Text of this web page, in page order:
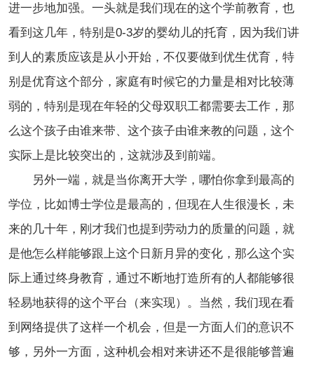
进一步地加强。一头就是我们现在的这个学前教育，也
看到这几年，特别是0-3岁的婴幼儿的托育，因为我们讲
到人的素质应该是从小开始，不仅要做到优生优育，特
别是优育这个部分，家庭有时候它的力量是相对比较薄
弱的，特别是现在年轻的父母双职工都需要去工作，那
么这个孩子由谁来带、这个孩子由谁来教的问题，这个
实际上是比较突出的，这就涉及到前端。
另外一端，就是当你离开大学，哪怕你拿到最高的
学位，比如博士学位是最高的，但现在人生很漫长，未
来的几十年，刚才我们也提到劳动力的质量的问题，就
是他怎么样能够跟上这个日新月异的变化，那么这个实
际上通过终身教育，通过不断地打造所有的人都能够很
轻易地获得的这个平台（来实现）。 当然，我们现在看
到网络提供了这样一个机会，但是一方面人们的意识不
够，另外一方面，这种机会相对来讲还不是很能够普遍